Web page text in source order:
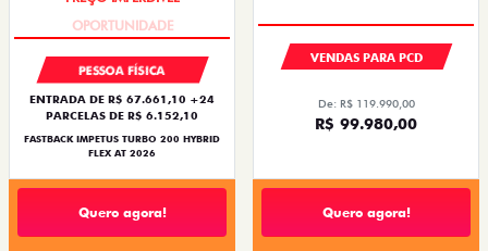
PESSOA FÍSICA
ENTRADA DE R$ 67.661,10 +24
PARCELAS DE R$ 6.152,10
FASTBACK IMPETUS TURBO 200 HYBRID
FLEX AT 2026
Quero agora!
VENDAS PARA PCD
De: R$ 119.990,00
R$ 99.980,00
Quero agora!